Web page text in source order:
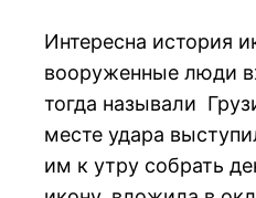
Интересна история
вооруженные люди
тогда называли
месте удара
им к утру собрать